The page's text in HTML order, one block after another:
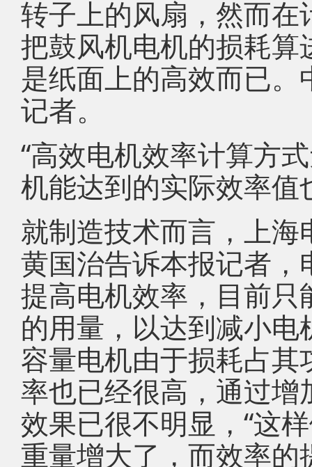
转子上的风扇，然而
把鼓风机电机的损耗
是纸面上的高效而已
记者。
“高效电机效率计算方
机能达到的实际效率
就制造技术而言，上
黄国治告诉本报记者
提高电机效率，目前
的用量，以达到减小
容量电机由于损耗占
率也已经很高，通过
效果已很不明显，“这
重量增大了，而效率